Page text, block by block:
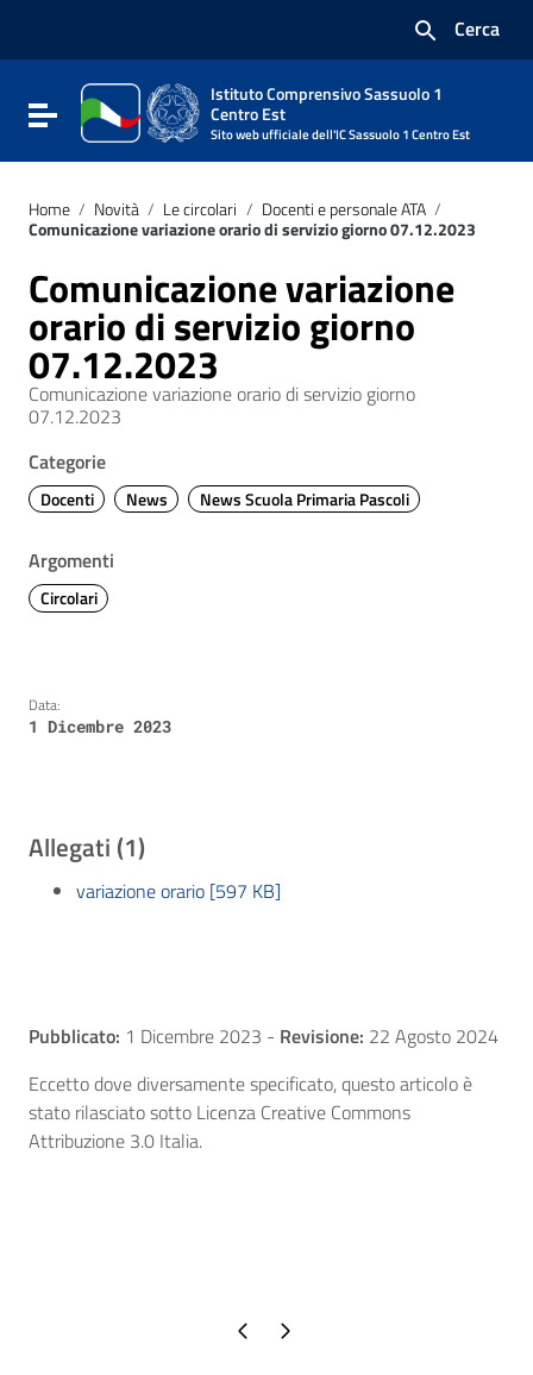
Vai al footer
Cerca
Attiva / disattiva la navigazione
Istituto Comprensivo Sassuolo 1
Centro Est
Sito web ufficiale dell'IC Sassuolo 1 Centro Est
Home / Novità / Le circolari / Docenti e personale ATA /
Comunicazione variazione orario di servizio giorno 07.12.2023
Comunicazione variazione
orario di servizio giorno
07.12.2023
Comunicazione variazione orario di servizio giorno
07.12.2023
Categorie
Docenti News News Scuola Primaria Pascoli
Argomenti
Circolari
Data:
1 Dicembre 2023
Allegati (1)
variazione orario [597 KB]
Pubblicato: 1 Dicembre 2023 - Revisione: 22 Agosto 2024
Eccetto dove diversamente specificato, questo articolo è
stato rilasciato sotto Licenza Creative Commons
Attribuzione 3.0 Italia.
Pagina precedente
Pagina successiva